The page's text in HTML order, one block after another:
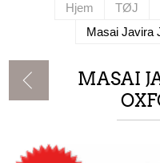
Hjem TØJ
Masai Javira
MASAI